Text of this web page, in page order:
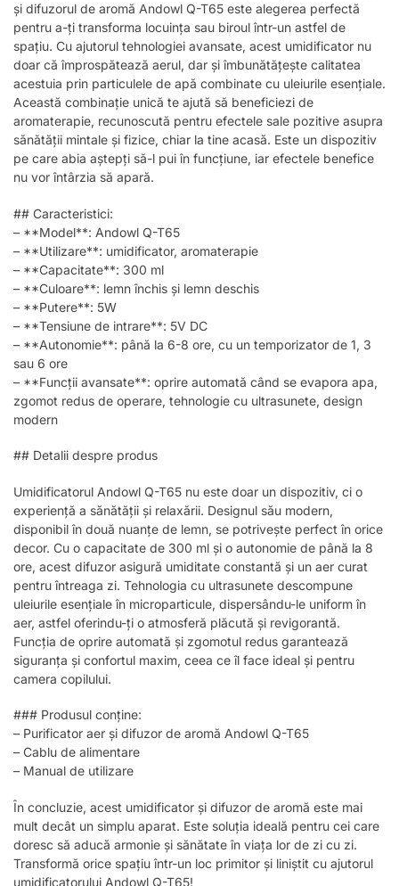
și difuzorul de aromă Andowl Q-T65 este alegerea perfectă
pentru a-ți transforma locuința sau biroul într-un astfel de
spațiu. Cu ajutorul tehnologiei avansate, acest umidificator nu
doar că împrospătează aerul, dar și îmbunătățește calitatea
acestuia prin particulele de apă combinate cu uleiurile esențiale.
Această combinație unică te ajută să beneficiezi de
aromaterapie, recunoscută pentru efectele sale pozitive asupra
sănătății mintale și fizice, chiar la tine acasă. Este un dispozitiv
pe care abia aștepți să-l pui în funcțiune, iar efectele benefice
nu vor întârzia să apară.
## Caracteristici:
– **Model**: Andowl Q-T65
– **Utilizare**: umidificator, aromaterapie
– **Capacitate**: 300 ml
– **Culoare**: lemn închis și lemn deschis
– **Putere**: 5W
– **Tensiune de intrare**: 5V DC
– **Autonomie**: până la 6-8 ore, cu un temporizator de 1, 3
sau 6 ore
– **Funcții avansate**: oprire automată când se evapora apa,
zgomot redus de operare, tehnologie cu ultrasunete, design
modern
## Detalii despre produs
Umidificatorul Andowl Q-T65 nu este doar un dispozitiv, ci o
experiență a sănătății și relaxării. Designul său modern,
disponibil în două nuanțe de lemn, se potrivește perfect în orice
decor. Cu o capacitate de 300 ml și o autonomie de până la 8
ore, acest difuzor asigură umiditate constantă și un aer curat
pentru întreaga zi. Tehnologia cu ultrasunete descompune
uleiurile esențiale în microparticule, dispersându-le uniform în
aer, astfel oferindu-ți o atmosferă plăcută și revigorantă.
Funcția de oprire automată și zgomotul redus garantează
siguranța și confortul maxim, ceea ce îl face ideal și pentru
camera copilului.
### Produsul conține:
– Purificator aer și difuzor de aromă Andowl Q-T65
– Cablu de alimentare
– Manual de utilizare
În concluzie, acest umidificator și difuzor de aromă este mai
mult decât un simplu aparat. Este soluția ideală pentru cei care
doresc să aducă armonie și sănătate în viața lor de zi cu zi.
Transformă orice spațiu într-un loc primitor și liniștit cu ajutorul
umidificatorului Andowl Q-T65!